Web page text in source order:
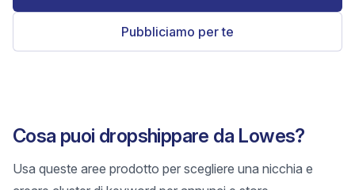
Pubbliciamo per te
Cosa puoi dropshippare da Lowes?
Usa queste aree prodotto per scegliere una nicchia e